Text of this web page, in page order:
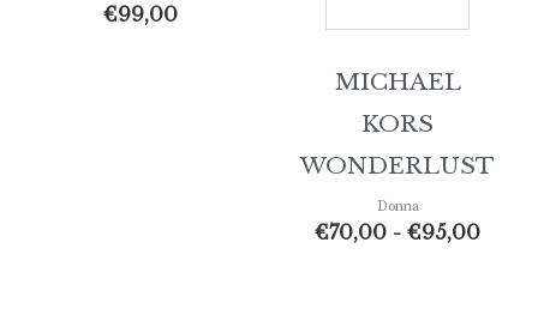
€99,00
MICHAEL
KORS
WONDERLUST
Donna
€70,00 - €95,00